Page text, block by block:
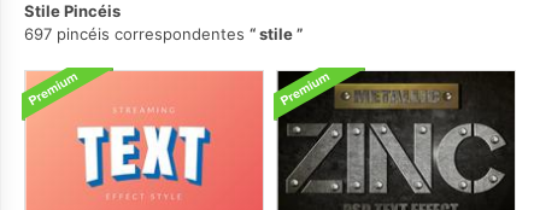
Stile Pincéis
697 pincéis correspondentes
stile